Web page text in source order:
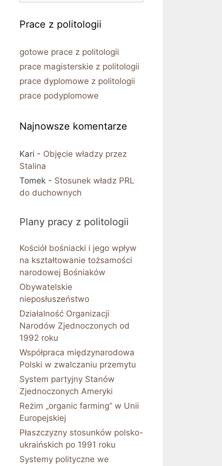
Prace z politologii
gotowe prace z politologii
prace magisterskie z politologii
prace dyplomowe z politologii
prace podyplomowe
Najnowsze komentarze
Kari - Objęcie władzy przez
Stalina
Tomek - Stosunek władz PRL
do duchownych
Plany pracy z politologii
Kościół bośniacki i jego wpływ
na kształtowanie tożsamości
narodowej Bośniaków
Obywatelskie
nieposłuszeństwo
Działalność Organizacji
Narodów Zjednoczonych od
1992 roku
Współpraca międzynarodowa
Polski w zwalczaniu przemytu
System partyjny Stanów
Zjednoczonych Ameryki
Reżim „organic farming” w Unii
Europejskiej
Płaszczyzny stosunków polsko-
ukraińskich po 1991 roku
Systemy polityczne we